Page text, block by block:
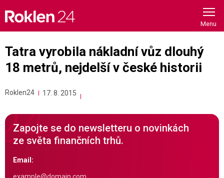
content
Tatra vyrobila nákladní vůz dlouhý
18 metrů, nejdelší v české historii
Roklen24 17. 8. 2015
Zapojte se do newsletteru o novinkách
ze světa finančních trhů.
Email: